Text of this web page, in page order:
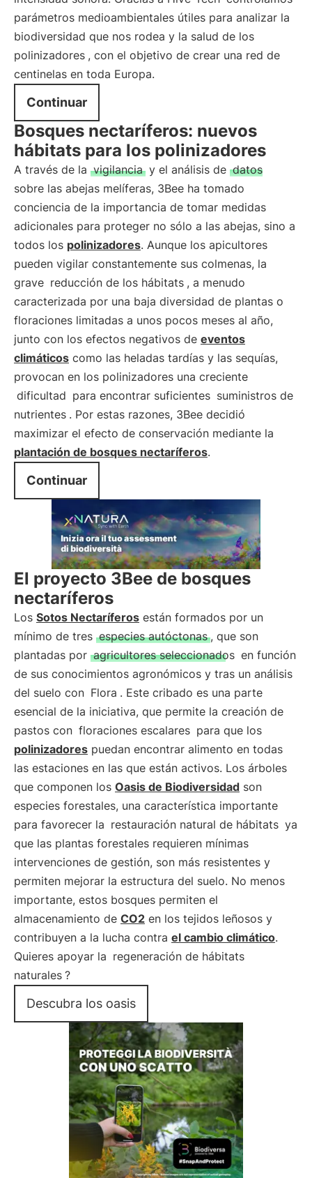
parámetros medioambientales útiles para analizar la
biodiversidad que nos rodea y la salud de los
polinizadores , con el objetivo de crear una red de
centinelas en toda Europa.
Continuar
Bosques nectaríferos: nuevos
hábitats para los polinizadores
A través de la vigilancia y el análisis de datos
sobre las abejas melíferas, 3Bee ha tomado
conciencia de la importancia de tomar medidas
adicionales para proteger no sólo a las abejas, sino a
todos los polinizadores. Aunque los apicultores
pueden vigilar constantemente sus colmenas, la
grave reducción de los hábitats , a menudo
caracterizada por una baja diversidad de plantas o
floraciones limitadas a unos pocos meses al año,
junto con los efectos negativos de eventos
climáticos como las heladas tardías y las sequías,
provocan en los polinizadores una creciente
dificultad para encontrar suficientes suministros de
nutrientes . Por estas razones, 3Bee decidió
maximizar el efecto de conservación mediante la
plantación de bosques nectaríferos.
Continuar
El proyecto 3Bee de bosques
nectaríferos
Los Sotos Nectaríferos están formados por un
mínimo de tres especies autóctonas , que son
plantadas por agricultores seleccionados en función
de sus conocimientos agronómicos y tras un análisis
del suelo con Flora . Este cribado es una parte
esencial de la iniciativa, que permite la creación de
pastos con floraciones escalares para que los
polinizadores puedan encontrar alimento en todas
las estaciones en las que están activos. Los árboles
que componen los Oasis de Biodiversidad son
especies forestales, una característica importante
para favorecer la restauración natural de hábitats ya
que las plantas forestales requieren mínimas
intervenciones de gestión, son más resistentes y
permiten mejorar la estructura del suelo. No menos
importante, estos bosques permiten el
almacenamiento de CO2 en los tejidos leñosos y
contribuyen a la lucha contra el cambio climático.
Quieres apoyar la regeneración de hábitats
naturales ?
Descubra los oasis